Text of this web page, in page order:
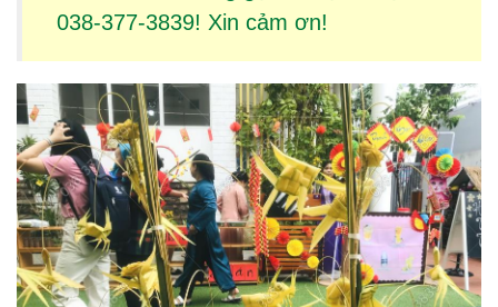
038-377-3839! Xin cảm ơn!